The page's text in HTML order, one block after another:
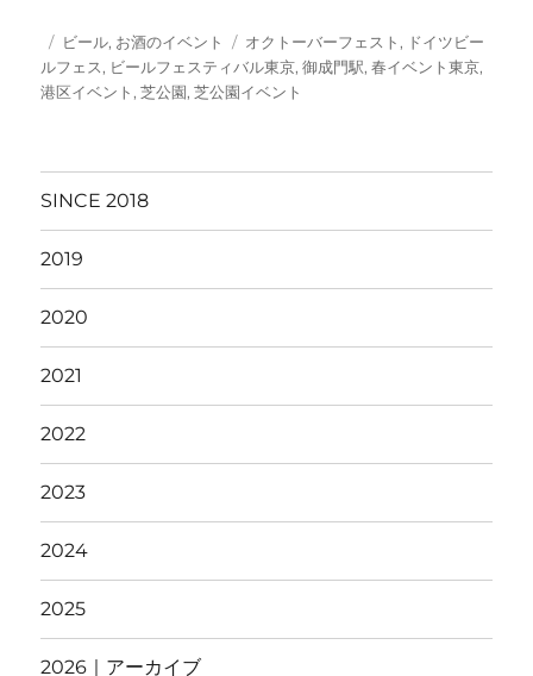
投
稿
日:
カ
テ
ゴ
ビール, お酒のイベント
タ
グ
オクトーバーフェスト , ドイツビー
ルフェス, ビールフェスティバル東京,御成門駅,春イベント東京,
港区イベント ,芝公園,芝公園イベント
SINCE 2018
2019
2020
2021
2022
2023
2024
2025
2026｜アーカイブ